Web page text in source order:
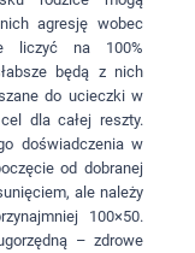
agresję wobec
liczyć na 100%
będą z nich
do ucieczki w
dla całej reszty.
doświadczenia w
od dobranej
ale należy
100×50.
– zdrowe